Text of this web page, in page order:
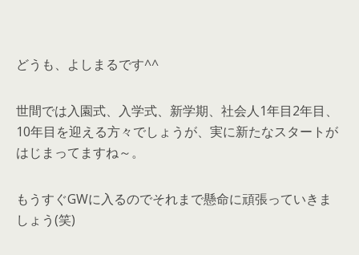
どうも、よしまるです^^
世間では入園式、入学式、新学期、社会人1年目2年目、
10年目を迎える方々でしょうが、実に新たなスタートが
はじまってますね～。
もうすぐGWに入るのでそれまで懸命に頑張っていきま
しょう(笑)